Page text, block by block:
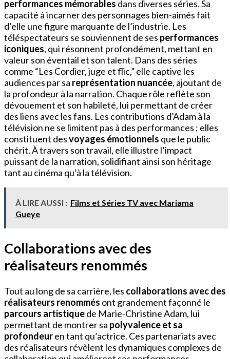
performances mémorables dans diverses séries. Sa
capacité à incarner des personnages bien-aimés fait
d’elle une figure marquante de l’industrie. Les
téléspectateurs se souviennent de ses performances
iconiques, qui résonnent profondément, mettant en
valeur son éventail et son talent. Dans des séries
comme “Les Cordier, juge et flic,” elle captive les
audiences par sa représentation nuancée, ajoutant de
la profondeur à la narration. Chaque rôle reflète son
dévouement et son habileté, lui permettant de créer
des liens avec les fans. Les contributions d’Adam à la
télévision ne se limitent pas à des performances ; elles
constituent desvoyages émotionnels que le public
chérit. À travers son travail, elle illustre l’impact
puissant de la narration, solidifiant ainsi son héritage
tant au cinéma qu’à la télévision.
À LIRE AUSSI : Films et Séries TV avec Mariama
Gueye
Collaborations avec des
réalisateurs renommés
Tout au long de sa carrière, les collaborations avec des
réalisateurs renommés ont grandement façonné le
parcours artistiquede Marie-Christine Adam, lui
permettant de montrer sa polyvalence et sa
profondeuren tant qu’actrice. Ces partenariats avec
des réalisateurs révèlent les dynamiques complexes de